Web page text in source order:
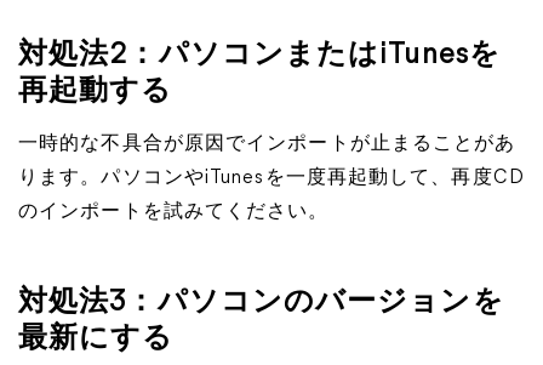
対処法2：パソコンまたはiTunesを
再起動する
一時的な不具合が原因でインポートが止まることがあ
ります。パソコンやiTunesを一度再起動して、再度CD
のインポートを試みてください。
対処法3：パソコンのバージョンを
最新にする